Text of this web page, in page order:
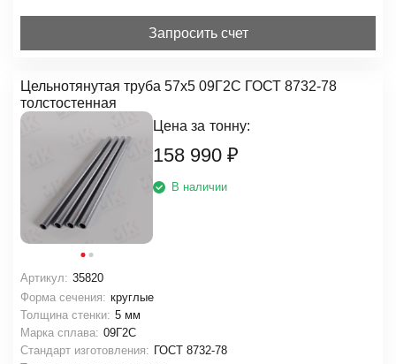
Запросить счет
Цельнотянутая труба 57х5 09Г2С ГОСТ 8732-78
толстостенная
Цена за тонну:
158 990 ₽
В наличии
Артикул: 35820
Форма сечения: круглые
Толщина стенки: 5 мм
Марка сплава: 09Г2С
Стандарт изготовления: ГОСТ 8732-78